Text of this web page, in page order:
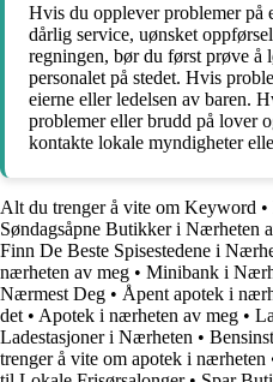
Hvis du opplever problemer på
dårlig service, uønsket
regningen, bør du først prøve å
personalet på stedet. Hvis
eierne eller ledelsen av baren.
problemer eller brudd på lover
kontakte lokale myndigheter
Alt du trenger å vite om Keyword •
Søndagsåpne Butikker i Nærheten
Finn De Beste Spisestedene i
nærheten av meg • Minibank i
Nærmest Deg • Åpent apotek i
det • Apotek i nærheten av meg •
Ladestasjoner i Nærheten •
trenger å vite om apotek i nærheten